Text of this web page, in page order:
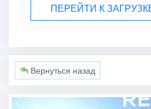
ПЕРЕЙТИ К
Вернуться назад